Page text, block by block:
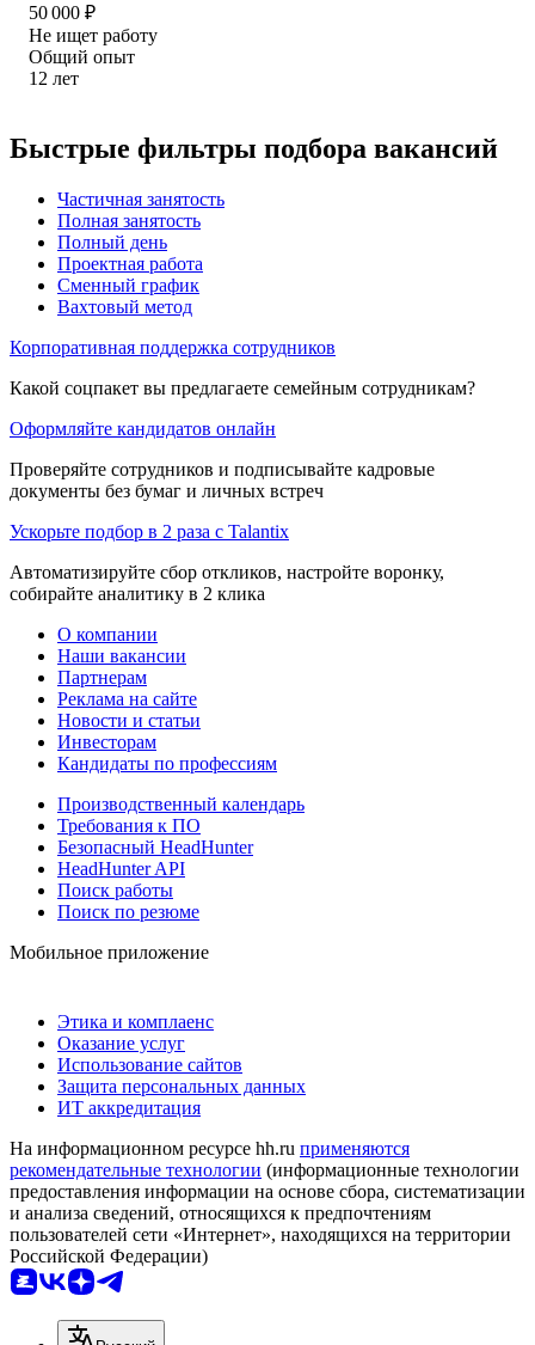
50 000 ₽
Не ищет работу
Общий опыт
12 лет
Быстрые фильтры подбора вакансий
Частичная занятость
Полная занятость
Полный день
Проектная работа
Сменный график
Вахтовый метод
Корпоративная поддержка сотрудников
Какой соцпакет вы предлагаете семейным сотрудникам?
Оформляйте кандидатов онлайн
Проверяйте сотрудников и подписывайте кадровые
документы без бумаг и личных встреч
Ускорьте подбор в 2 раза с Talantix
Автоматизируйте сбор откликов, настройте воронку,
собирайте аналитику в 2 клика
О компании
Наши вакансии
Партнерам
Реклама на сайте
Новости и статьи
Инвесторам
Кандидаты по профессиям
Производственный календарь
Требования к ПО
Безопасный HeadHunter
HeadHunter API
Поиск работы
Поиск по резюме
Мобильное приложение
Этика и комплаенс
Оказание услуг
Использование сайтов
Защита персональных данных
ИТ аккредитация
На информационном ресурсе hh.ru применяются
рекомендательные технологии (информационные технологии
предоставления информации на основе сбора, систематизации
и анализа сведений, относящихся к предпочтениям
пользователей сети «Интернет», находящихся на территории
Российской Федерации)